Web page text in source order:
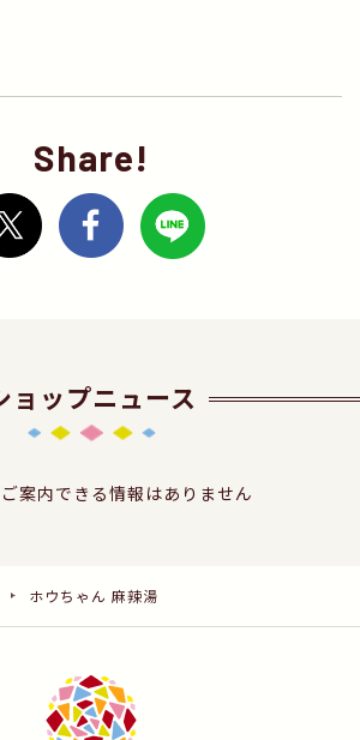
Share!
ョップニュース
案内できる情報はありません
ホウちゃん 麻辣湯